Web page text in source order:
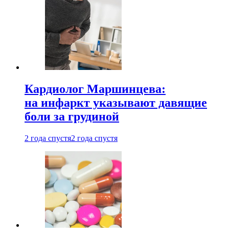
Кардиолог Маршинцева:
на инфаркт указывают давящие
боли за грудиной
2 года спустя2 года спустя